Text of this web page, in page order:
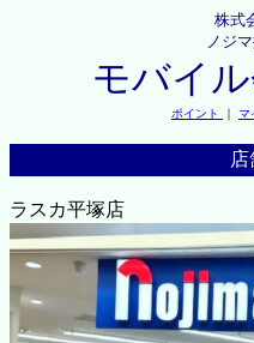
株式
ノジ
モバイ
ポイント ｜ マ
店
ラスカ平塚店